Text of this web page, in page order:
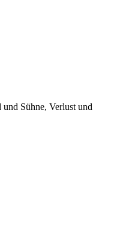
Sühne, Verlust und